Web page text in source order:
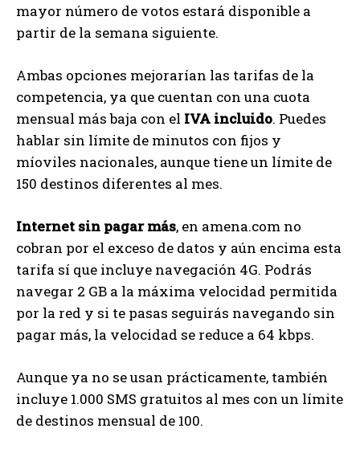
mayor número de votos estará disponible a
partir de la semana siguiente.
Ambas opciones mejorarían las tarifas de la
competencia, ya que cuentan con una cuota
mensual más baja con el IVA incluido. Puedes
hablar sin límite de minutos con fijos y
míoviles nacionales, aunque tiene un límite de
150 destinos diferentes al mes.
Internet sin pagar más, en amena.com no
cobran por el exceso de datos y aún encima esta
tarifa sí que incluye navegación 4G. Podrás
navegar 2 GB a la máxima velocidad permitida
por la red y si te pasas seguirás navegando sin
pagar más, la velocidad se reduce a 64 kbps.
Aunque ya no se usan prácticamente, también
incluye 1.000 SMS gratuitos al mes con un límite
de destinos mensual de 100.